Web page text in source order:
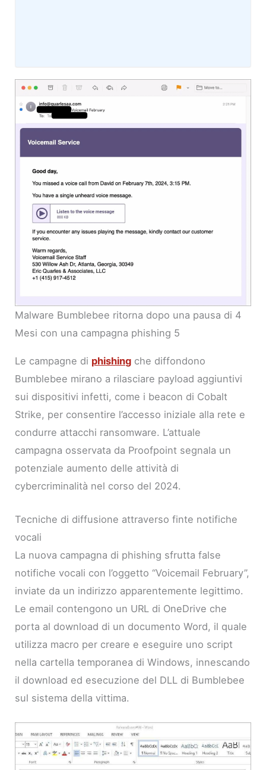
Malware Bumblebee ritorna dopo una pausa di 4
Mesi con una campagna phishing 5
Le campagne di phishing che diffondono
Bumblebee mirano a rilasciare payload aggiuntivi
sui dispositivi infetti, come i beacon di Cobalt
Strike, per consentire l’accesso iniziale alla rete e
condurre attacchi ransomware. L’attuale
campagna osservata da Proofpoint segnala un
potenziale aumento delle attività di
cybercriminalità nel corso del 2024.
Tecniche di diffusione attraverso finte notifiche
vocali
La nuova campagna di phishing sfrutta false
notifiche vocali con l’oggetto “Voicemail February”,
inviate da un indirizzo apparentemente legittimo.
Le email contengono un URL di OneDrive che
porta al download di un documento Word, il quale
utilizza macro per creare e eseguire uno script
nella cartella temporanea di Windows, innescando
il download ed esecuzione del DLL di Bumblebee
sul sistema della vittima.